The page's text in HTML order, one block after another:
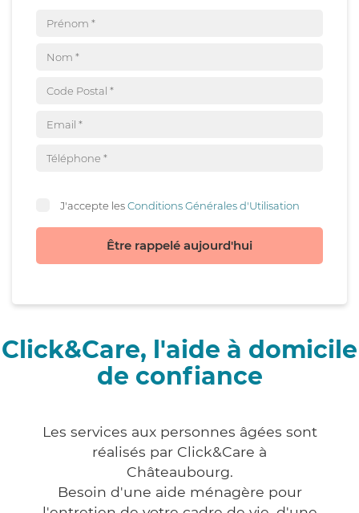
J'accepte lesConditions Générales d'Utilisation
Être rappelé aujourd'hui
Click&Care, l'aide à domicile
de confiance
Les services aux personnes âgées sont
réalisés par Click&Care à
Châteaubourg.
Besoin d'une aide ménagère pour